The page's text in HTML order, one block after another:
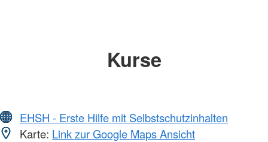
Kurse
EHSH - Erste Hilfe mit Selbstschutzinhalten
Karte: Link zur Google Maps Ansicht